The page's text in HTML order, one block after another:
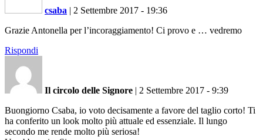
csaba | 2 Settembre 2017 - 19:36
Grazie Antonella per l’incoraggiamento! Ci provo e … vedremo
Rispondi
Il circolo delle Signore | 2 Settembre 2017 - 9:39
Buongiorno Csaba, io voto decisamente a favore del taglio corto! Ti
ha conferito un look molto più attuale ed essenziale. Il lungo
secondo me rende molto più seriosa!